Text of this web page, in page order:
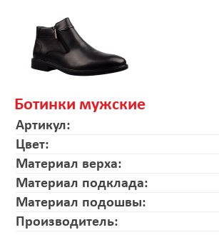
Ботинки мужские
Артикул:
Цвет:
Материал верха:
Материал подклада:
Материал подошвы:
Производитель: